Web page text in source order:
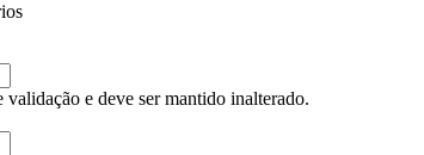
validação e deve ser mantido inalterado.